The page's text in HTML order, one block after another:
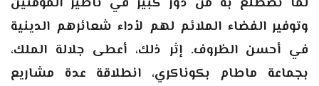
وتوفير الفضاء الملائم لهم لأداء شعائرهم الدينية
في أحسن الظروف. إثر ذلك، أعطى جلالة الملك،
بجماعة ماطام بكوناكري، انطلاقة عدة مشاريع